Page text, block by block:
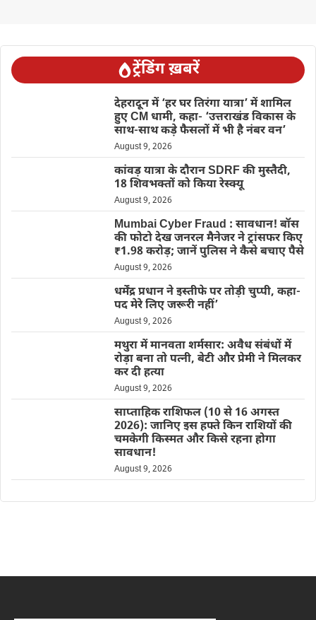
ट्रेंडिंग ख़बरें
देहरादून में ‘हर घर तिरंगा यात्रा’ में शामिल
हुए CM धामी, कहा- ‘उत्तराखंड विकास के
साथ-साथ कड़े फैसलों में भी है नंबर वन’
August 9, 2026
कांवड़ यात्रा के दौरान SDRF की मुस्तैदी,
18 शिवभक्तों को किया रेस्क्यू
August 9, 2026
Mumbai Cyber Fraud : सावधान! बॉस
की फोटो देख जनरल मैनेजर ने ट्रांसफर किए
₹1.98 करोड़; जानें पुलिस ने कैसे बचाए पैसे
August 9, 2026
धर्मेंद्र प्रधान ने इस्तीफे पर तोड़ी चुप्पी, कहा-
पद मेरे लिए जरूरी नहीं’
August 9, 2026
मथुरा में मानवता शर्मसार: अवैध संबंधों में
रोड़ा बना तो पत्नी, बेटी और प्रेमी ने मिलकर
कर दी हत्या
August 9, 2026
साप्ताहिक राशिफल (10 से 16 अगस्त
2026): जानिए इस हफ्ते किन राशियों की
चमकेगी किस्मत और किसे रहना होगा
सावधान!
August 9, 2026